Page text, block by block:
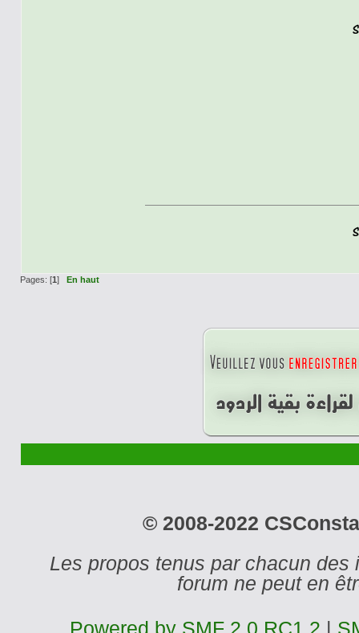
Pages: [1] En haut
© 2008-2022
Les propos tenus par chacun
forum ne peut en
Powered by SMF 2.0 RC1.2 |